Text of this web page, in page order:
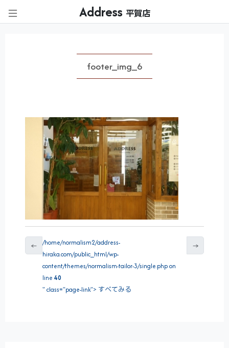
Address 平賀店
footer_img_6
←
/home/normalism2/address-
hiraka.com/public_html/wp-
content/themes/normalism-tailor-3/single.php on
line40
" class="page-link"> すべてみる
→